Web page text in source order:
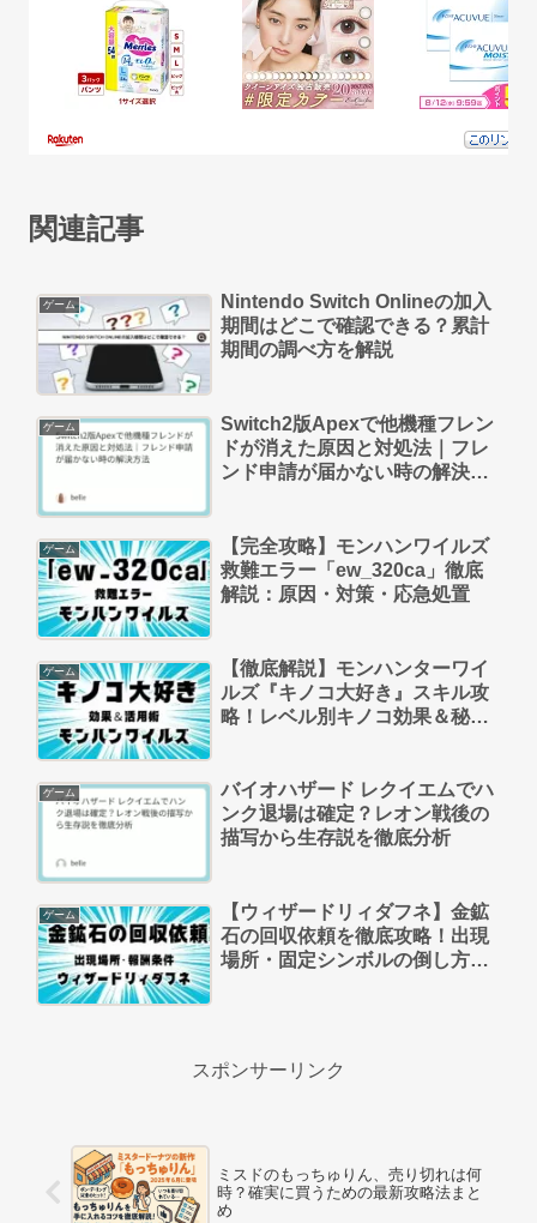
関連記事
ゲーム
Nintendo Switch Onlineの加入
期間はどこで確認できる？累計
期間の調べ方を解説
ゲーム
Switch2版Apexで他機種フレン
ドが消えた原因と対処法｜フレ
ンド申請が届かない時の解決方
ゲーム
【完全攻略】モンハンワイルズ
救難エラー「ew_320ca」徹底
解説：原因・対策・応急処置
ゲーム
【徹底解説】モンハンターワイ
ルズ『キノコ大好き』スキル攻
略！レベル別キノコ効果＆秘
ゲーム
バイオハザード レクイエムでハ
ンク退場は確定？レオン戦後の
描写から生存説を徹底分析
ゲーム
【ウィザードリィダフネ】金鉱
石の回収依頼を徹底攻略！出現
場所・固定シンボルの倒し方・
スポンサーリンク
ミスドのもっちゅりん、売り切れは何
時？確実に買うための最新攻略法まと
め